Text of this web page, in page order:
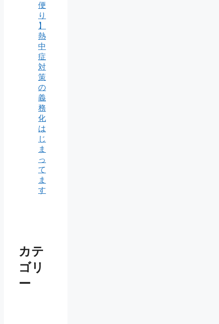
便
り
】
熱
中
症
対
策
の
義
務
化
は
じ
ま
っ
て
ま
す
カテ
ゴリ
ー